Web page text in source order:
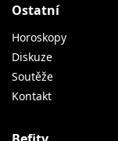
Ostatní
Horoskopy
Diskuze
Soutěže
Kontakt